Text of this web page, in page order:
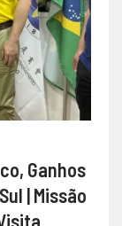
Ganhos
| Missão